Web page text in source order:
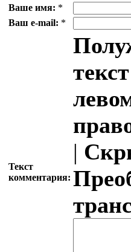
Ваше имя: *
Ваш e-mail: *
Текст
комментария:
текст
|